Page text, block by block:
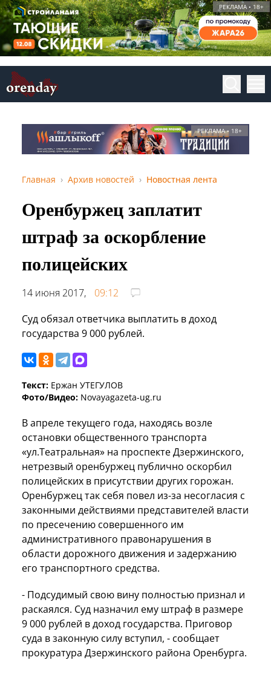
РЕКЛАМА • 18+
РЕКЛАМА • 18+
Главная Архив новостей Новостная лента
Оренбуржец заплатит
штраф за оскорбление
полицейских
14 июня 2017,
09:12
Суд обязал ответчика выплатить в доход
государства 9 000 рублей.
Текст: Ержан УТЕГУЛОВ
Фото/Видео: Novayagazeta-ug.ru
В апреле текущего года, находясь возле
остановки общественного транспорта
«ул.Театральная» на проспекте Дзержинского,
нетрезвый оренбуржец публично оскорбил
полицейских в присутствии других горожан.
Оренбуржец так себя повел из-за несогласия с
законными действиями представителей власти
по пресечению совершенного им
административного правонарушения в
области дорожного движения и задержанию
его транспортного средства.
- Подсудимый свою вину полностью признал и
раскаялся. Суд назначил ему штраф в размере
9 000 рублей в доход государства. Приговор
суда в законную силу вступил, - сообщает
прокуратура Дзержинского района Оренбурга.